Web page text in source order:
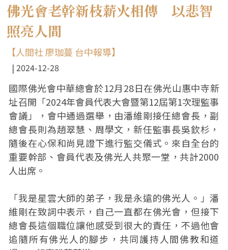
佛光會老幹新枝薪火相傳 以悲智
照亮人間
【人間社 廖珈蔓 台中報導】
2024-12-28
國際佛光會中華總會於12月28日在佛光山惠中寺新
址召開「2024年會員代表大會暨第12屆第1次理監事
會議」，會中通過選舉，由潘維剛接任總會長，副
總會長則為趙翠慧、周學文，新任監事長吳欽杉，
隨後在心保和尚見證下進行監交儀式。來自全台的
重要幹部、會員代表及佛光人共聚一堂，共計2000
人出席。
「我是星雲大師的弟子，我是永遠的佛光人。」潘
維剛在致詞中表示，自己一直都在佛光會，但接下
總會長這個職位讓他感受到很大的責任，不過他會
追隨所有佛光人的腳步，共同護持人間佛教和道